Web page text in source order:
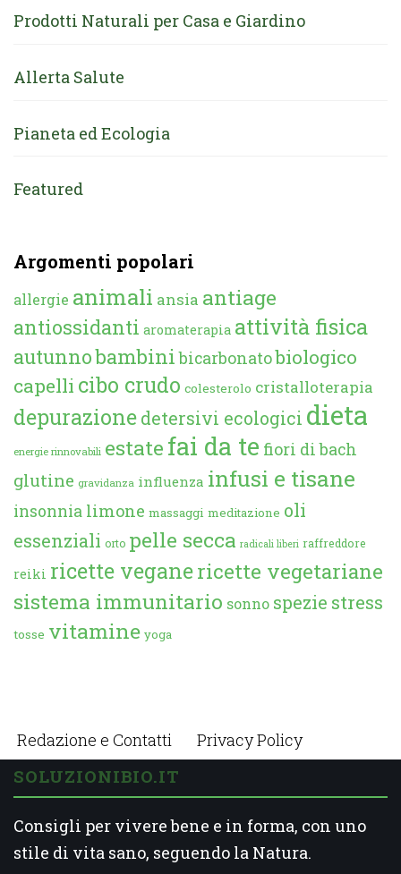
Prodotti Naturali per Casa e Giardino
Allerta Salute
Pianeta ed Ecologia
Featured
Argomenti popolari
allergie animali ansia antiage
antiossidanti aromaterapia attività fisica
autunnobambini bicarbonatobiologico
capelli cibo crudo colesterolo cristalloterapia
depurazione detersivi ecologici dieta
energie rinnovabili estate fai da te fiori di bach
glutine gravidanza influenza infusi e tisane
insonnia limone massaggi meditazione oli
essenziali orto pelle secca radicali liberi raffreddore
reiki ricette veganericette vegetariane
sistema immunitario sonno spezie stress
tosse vitamine yoga
Redazione e Contatti Privacy Policy
SOLUZIONIBIO.IT
Consigli per vivere bene e in forma, con uno
stile di vita sano, seguendo la Natura.